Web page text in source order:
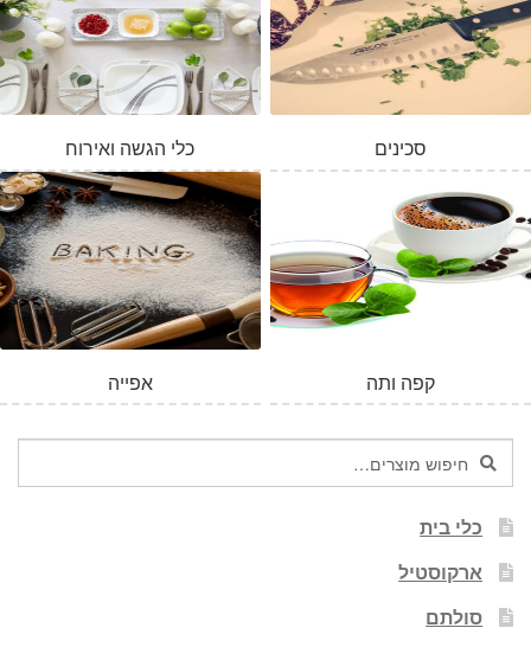
כלי הגשה ואירוח סכינים
אפייה קפה ותה
חיפוש
עבור:
חיפוש
כלי בית
ארקוסטיל
סולתם